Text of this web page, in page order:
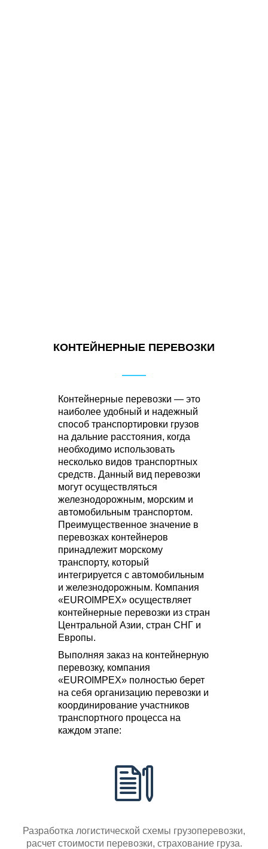
КОНТЕЙНЕРНЫЕ ПЕРЕВОЗКИ
Контейнерные перевозки — это
наиболее удобный и надежный
способ транспортировки грузов
на дальние расстояния, когда
необходимо использовать
несколько видов транспортных
средств. Данный вид перевозки
могут осуществляться
железнодорожным, морским и
автомобильным транспортом.
Преимущественное значение в
перевозках контейнеров
принадлежит морскому
транспорту, который
интегрируется с автомобильным
и железнодорожным. Компания
«EUROIMPEХ» осуществляет
контейнерные перевозки из стран
Центральной Азии, стран СНГ и
Европы.
Выполняя заказ на контейнерную
перевозку, компания
«EUROIMPEХ» полностью берет
на себя организацию перевозки и
координирование участников
транспортного процесса на
каждом этапе:
Разработка логистической схемы грузоперевозки,
расчет стоимости перевозки, страхование груза.